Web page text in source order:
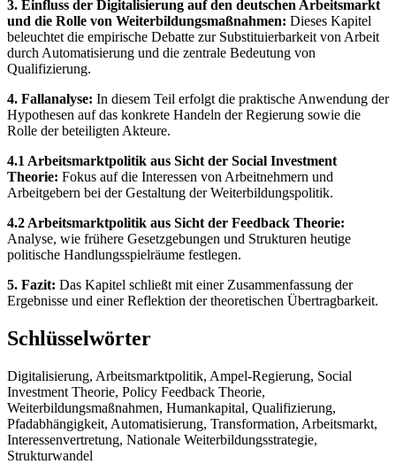
3. Einfluss der Digitalisierung auf den deutschen Arbeitsmarkt
und die Rolle von Weiterbildungsmaßnahmen: Dieses Kapitel
beleuchtet die empirische Debatte zur Substituierbarkeit von Arbeit
durch Automatisierung und die zentrale Bedeutung von
Qualifizierung.
4. Fallanalyse: In diesem Teil erfolgt die praktische Anwendung der
Hypothesen auf das konkrete Handeln der Regierung sowie die
Rolle der beteiligten Akteure.
4.1 Arbeitsmarktpolitik aus Sicht der Social Investment
Theorie: Fokus auf die Interessen von Arbeitnehmern und
Arbeitgebern bei der Gestaltung der Weiterbildungspolitik.
4.2 Arbeitsmarktpolitik aus Sicht der Feedback Theorie:
Analyse, wie frühere Gesetzgebungen und Strukturen heutige
politische Handlungsspielräume festlegen.
5. Fazit: Das Kapitel schließt mit einer Zusammenfassung der
Ergebnisse und einer Reflektion der theoretischen Übertragbarkeit.
Schlüsselwörter
Digitalisierung, Arbeitsmarktpolitik, Ampel-Regierung, Social
Investment Theorie, Policy Feedback Theorie,
Weiterbildungsmaßnahmen, Humankapital, Qualifizierung,
Pfadabhängigkeit, Automatisierung, Transformation, Arbeitsmarkt,
Interessenvertretung, Nationale Weiterbildungsstrategie,
Strukturwandel